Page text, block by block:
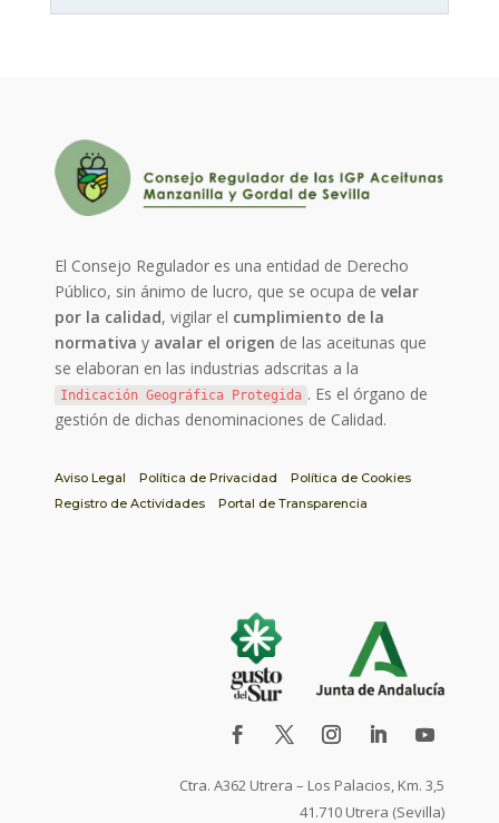
El Consejo Regulador es una entidad de Derecho
Público, sin ánimo de lucro, que se ocupa develar
por la calidad, vigilar el cumplimiento de la
normativa y avalar el origen de las aceitunas que
se elaboran en las industrias adscritas a la
Indicación Geográfica Protegida . Es el órgano de
gestión de dichas denominaciones de Calidad.
Aviso Legal Política de Privacidad
Política de Cookies
Registro de Actividades
Portal de Transparencia
Ctra. A362 Utrera – Los Palacios, Km. 3,5
41.710 Utrera (Sevilla)